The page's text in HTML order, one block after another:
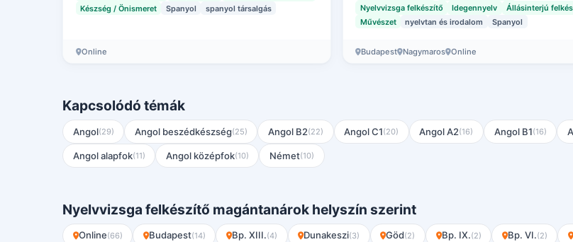
Készség / Önismeret
Spanyol spanyol társalgás
Online
Nyelvvizsga felkészítő
Idegennyelv
Állásinterjú
Művészet
nyelvtan és irodalom Spanyol
Budapest Nagymaros Online
Kapcsolódó témák
Angol(29) Angol beszédkészség(25) Angol B2(22) Angol C1(20) Angol A2(16) Angol B1(16)
Angol alapfok(11) Angol középfok(10) Német(10)
Nyelvvizsga felkészítő magántanárok helyszín szerint
Online(66) Budapest(14) Bp. XIII.(4) Dunakeszi(3) Göd(2) Bp. IX.(2) Bp. VI.(2)